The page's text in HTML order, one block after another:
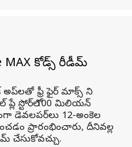
MAX కోడ్స్ రీడీమ్
అప్‌లతో ఫ్రీ ఫైర్ మాక్స్ ని
స్టోర్‌లో 100 మిలియన్
డెవలపర్‌లు 12-అంకెల
ప్రారంభించారు, దీనివల్ల
చేసుకోవచ్చు.